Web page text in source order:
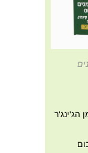
הג'ינג'ר